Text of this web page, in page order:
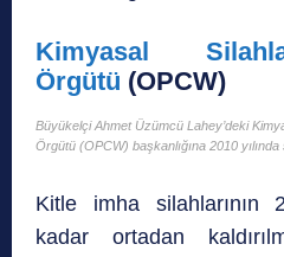
Kimyasal
Örgütü (OPCW)
Büyükelçi Ahmet Üzümcü Lahey’deki
Örgütü (OPCW) başkanlığına 2010 yılında
Kitle imha silahlarının
kadar ortadan